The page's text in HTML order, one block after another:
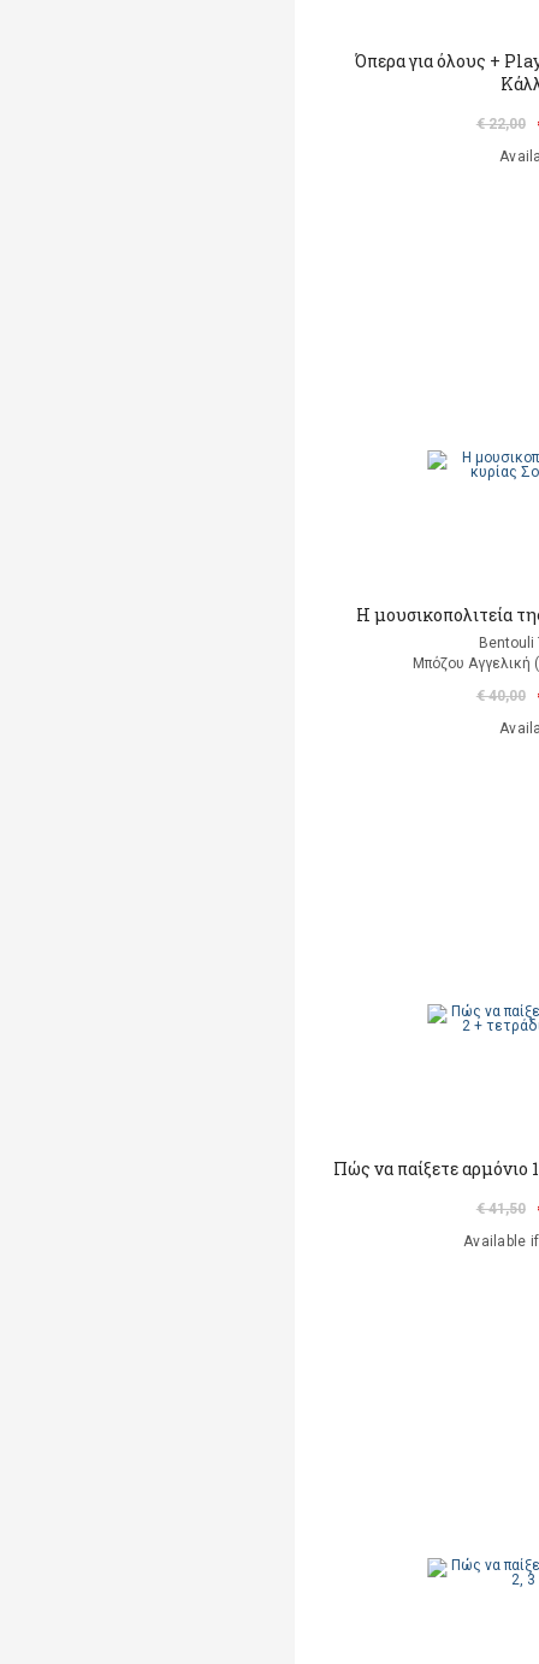
Όπερα για όλους +
€ 22,00
Η μουσικοπολιτεία
Bentouli
Μπόζου Αγγελική
€ 40,00
Πώς να παίξετε αρμόνιο
€ 41,50
Available